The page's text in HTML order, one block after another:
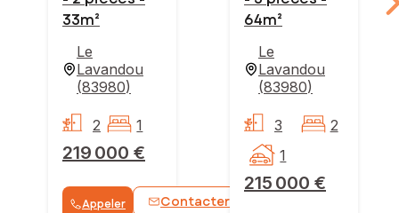
33m²
Le
Lavandou
(83980)
219 000 €
2 1
Appeler Contacter
64m²
Le
Lavandou
(83980)
215 000 €
3
2
1